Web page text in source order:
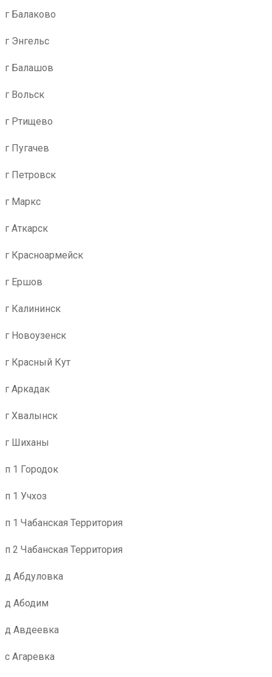
г Балаково
г Энгельс
г Балашов
г Вольск
г Ртищево
г Пугачев
г Петровск
г Маркс
г Аткарск
г Красноармейск
г Ершов
г Калининск
г Новоузенск
г Красный Кут
г Аркадак
г Хвалынск
г Шиханы
п 1 Городок
п 1 Учхоз
п 1 Чабанская Территория
п 2 Чабанская Территория
д Абдуловка
д Абодим
д Авдеевка
с Агаревка